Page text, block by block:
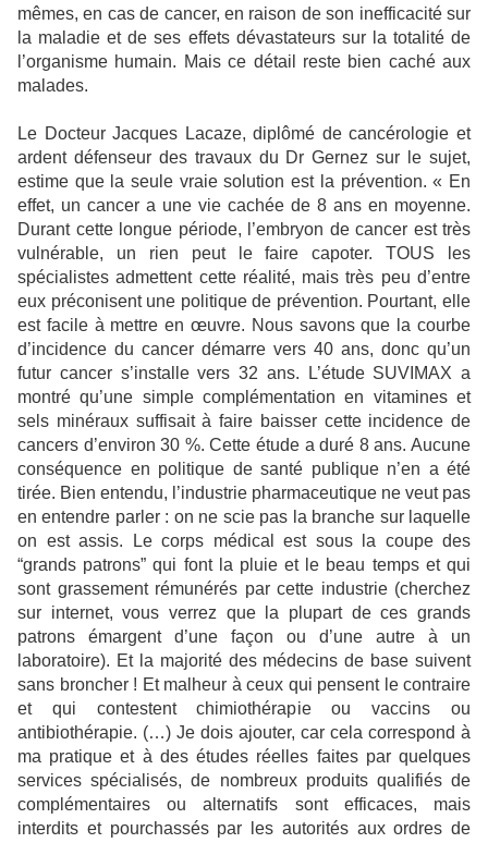
mêmes, en cas de cancer, en raison de son inefficacité sur
la maladie et de ses effets dévastateurs sur la totalité de
l’organisme humain. Mais ce détail reste bien caché aux
malades.
Le Docteur Jacques Lacaze, diplômé de cancérologie et
ardent défenseur des travaux du Dr Gernez sur le sujet,
estime que la seule vraie solution est la prévention. « En
effet, un cancer a une vie cachée de 8 ans en moyenne.
Durant cette longue période, l’embryon de cancer est très
vulnérable, un rien peut le faire capoter. TOUS les
spécialistes admettent cette réalité, mais très peu d’entre
eux préconisent une politique de prévention. Pourtant, elle
est facile à mettre en œuvre. Nous savons que la courbe
d’incidence du cancer démarre vers 40 ans, donc qu’un
futur cancer s’installe vers 32 ans. L’étude SUVIMAX a
montré qu’une simple complémentation en vitamines et
sels minéraux suffisait à faire baisser cette incidence de
cancers d’environ 30 %. Cette étude a duré 8 ans. Aucune
conséquence en politique de santé publique n’en a été
tirée. Bien entendu, l’industrie pharmaceutique ne veut pas
en entendre parler : on ne scie pas la branche sur laquelle
on est assis. Le corps médical est sous la coupe des
“grands patrons” qui font la pluie et le beau temps et qui
sont grassement rémunérés par cette industrie (cherchez
sur internet, vous verrez que la plupart de ces grands
patrons émargent d’une façon ou d’une autre à un
laboratoire). Et la majorité des médecins de base suivent
sans broncher ! Et malheur à ceux qui pensent le contraire
et qui contestent chimiothérapie ou vaccins ou
antibiothérapie. (…) Je dois ajouter, car cela correspond à
ma pratique et à des études réelles faites par quelques
services spécialisés, de nombreux produits qualifiés de
complémentaires ou alternatifs sont efficaces, mais
interdits et pourchassés par les autorités aux ordres de